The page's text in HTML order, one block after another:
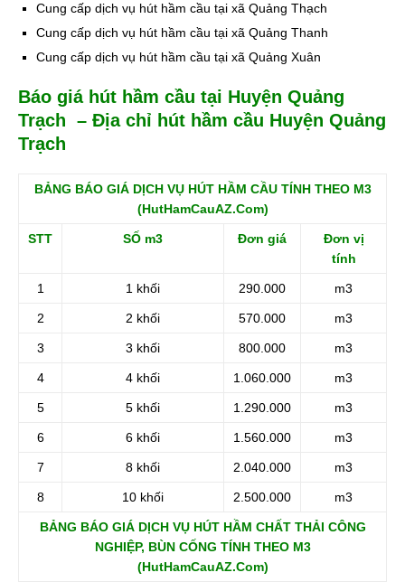
Cung cấp dịch vụ hút hầm cầu tại xã Quảng Thạch
Cung cấp dịch vụ hút hầm cầu tại xã Quảng Thanh
Cung cấp dịch vụ hút hầm cầu tại xã Quảng Xuân
Báo giá hút hầm cầu tại Huyện Quảng
Trạch – Địa chỉ hút hầm cầu Huyện Quảng
Trạch
BẢNG BÁO GIÁ DỊCH VỤ HÚT HẦM CẦU TÍNH THEO M3
(HutHamCauAZ.Com)
STT SỐ m3 Đơn giá
Đơn vị
tính
1 1 khối 290.000 m3
2 2 khối 570.000 m3
3 3 khối 800.000 m3
4 4 khối 1.060.000 m3
5 5 khối 1.290.000 m3
6 6 khối 1.560.000 m3
7 8 khối 2.040.000 m3
8 10 khối 2.500.000 m3
BẢNG BÁO GIÁ DỊCH VỤ HÚT HẦM CHẤT THẢI CÔNG
NGHIỆP, BÙN CỐNG TÍNH THEO M3
(HutHamCauAZ.Com)